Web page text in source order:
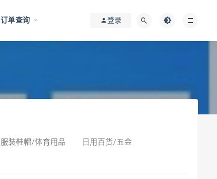
订单查询 登录
服装鞋帽/体育用品 日用百货/五金